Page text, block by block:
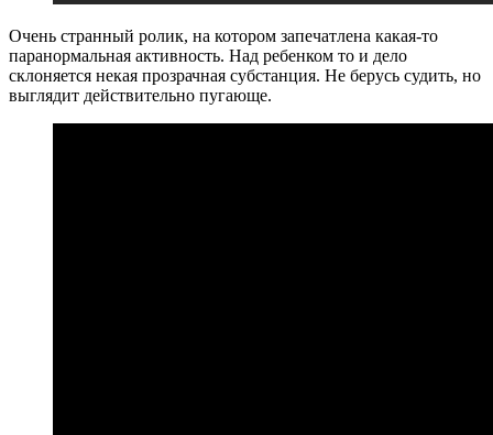
Очень странный ролик, на котором запечатлена какая-то
паранормальная активность. Над ребенком то и дело
склоняется некая прозрачная субстанция. Не берусь судить, но
выглядит действительно пугающе.